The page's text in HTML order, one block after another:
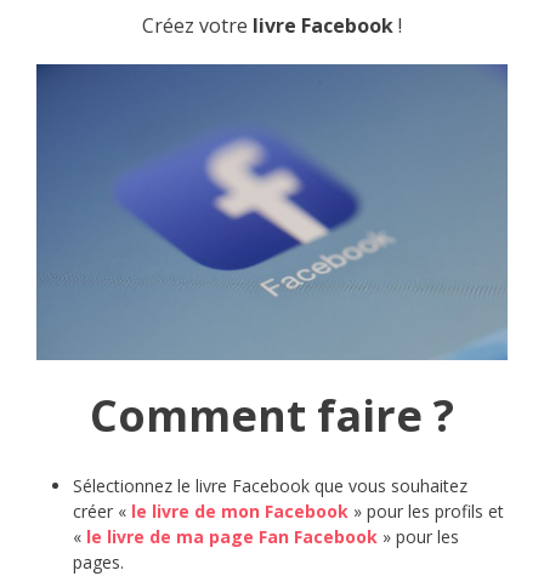
Créez votre livre Facebook!
Comment faire ?
Sélectionnez le livre Facebook que vous souhaitez
créer « le livre de mon Facebook » pour les profils et
« le livre de ma page Fan Facebook » pour les
pages.